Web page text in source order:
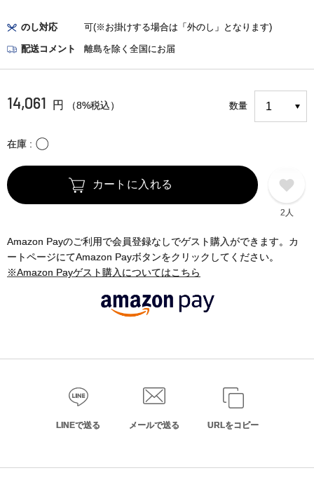
のし対応 可(※お掛けする場合は「外のし」となります)
配送コメント 離島を除く全国にお届
14,061 円 （8%税込） 数量
在庫 〇
カートに入れる
2人
Amazon Payのご利用で会員登録なしでゲスト購入ができます。カ
ートページにてAmazon Payボタンをクリックしてください。
※Amazon Payゲスト購入についてはこちら
LINEで送る メールで送る URLをコピー